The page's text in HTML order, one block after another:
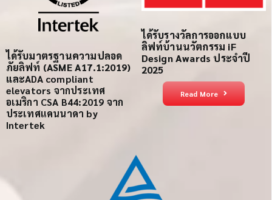
มาตรฐานความปลอด
และADA compliant
elevatorsจากประเทศ
อเมริกาCSA B44:2019 จาก
ประเทศแคนนาดาby
Intertek
ได้รับรางวัลการออกแบบ
Design Awards ประจำปี
2025